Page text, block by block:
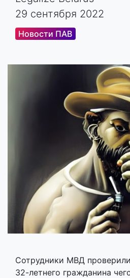
29 сентября 2022
Новости ПАВ
Сотрудники МВД
32-летнего гражданина